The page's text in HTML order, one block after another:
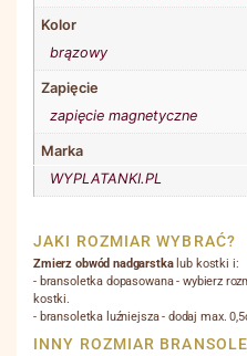
Kolor
brązowy
Zapięcie
zapięcie magnetyczne
Marka
WYPLATANKI.PL
JAKI ROZMIAR WYBRAĆ?
Zmierz obwód nadgarstkalub kostki i:
- bransoletka dopasowana - wybierz
kostki.
- bransoletka luźniejsza - dodaj max.
INNY ROZMIAR